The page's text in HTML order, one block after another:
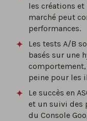
les créations
marché peut
performances.
Les tests A/B
basés sur une
peine pour les
Le succès en
et un suivi des
du Console